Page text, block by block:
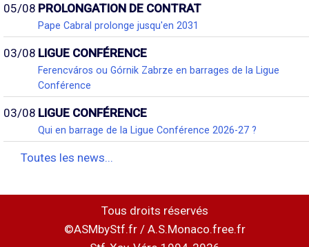
05/08 PROLONGATION DE CONTRAT
Pape Cabral prolonge jusqu'en 2031
03/08 LIGUE CONFÉRENCE
Ferencváros ou Górnik Zabrze en barrages de la Ligue
Conférence
03/08 LIGUE CONFÉRENCE
Qui en barrage de la Ligue Conférence 2026-27 ?
Toutes les news...
Tous droits réservés
©ASMbyStf.fr / A.S.Monaco.free.fr